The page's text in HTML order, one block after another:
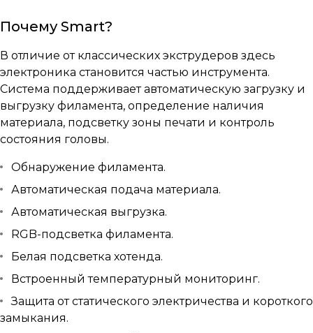
Почему Smart?
В отличие от классических экструдеров здесь
электроника становится частью инструмента.
Система поддерживает автоматическую загрузку и
выгрузку филамента, определение наличия
материала, подсветку зоны печати и контроль
состояния головы.
Обнаружение филамента.
Автоматическая подача материала.
Автоматическая выгрузка.
RGB-подсветка филамента.
Белая подсветка хотенда.
Встроенный температурный мониторинг.
Защита от статического электричества и короткого
замыкания.